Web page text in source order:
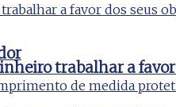
trabalhar a